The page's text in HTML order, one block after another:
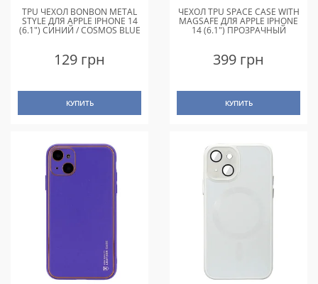
TPU ЧЕХОЛ BONBON METAL
STYLE ДЛЯ APPLE IPHONE 14
(6.1") СИНИЙ / COSMOS BLUE
129 грн
КУПИТЬ
ЧЕХОЛ TPU SPACE CASE WITH
MAGSAFE ДЛЯ APPLE IPHONE
14 (6.1") ПРОЗРАЧНЫЙ
399 грн
КУПИТЬ